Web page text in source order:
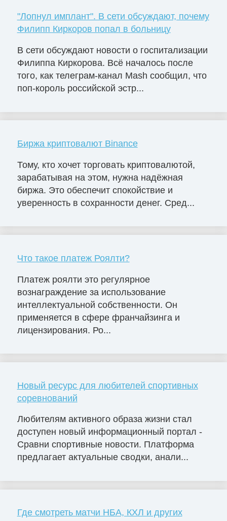
"Лопнул имплант". В сети обсуждают, почему
Филипп Киркоров попал в больницу
В сети обсуждают новости о госпитализации
Филиппа Киркорова. Всё началось после
того, как телеграм-канал Mash сообщил, что
поп-король российской эстр...
Биржа криптовалют Binance
Тому, кто хочет торговать криптовалютой,
зарабатывая на этом, нужна надёжная
биржа. Это обеспечит спокойствие и
уверенность в сохранности денег. Сред...
Что такое платеж Роялти?
Платеж роялти это регулярное
вознаграждение за использование
интеллектуальной собственности. Он
применяется в сфере франчайзинга и
лицензирования. Ро...
Новый ресурс для любителей спортивных
соревнований
Любителям активного образа жизни стал
доступен новый информационный портал -
Сравни спортивные новости. Платформа
предлагает актуальные сводки, анали...
Где смотреть матчи НБА, КХЛ и других